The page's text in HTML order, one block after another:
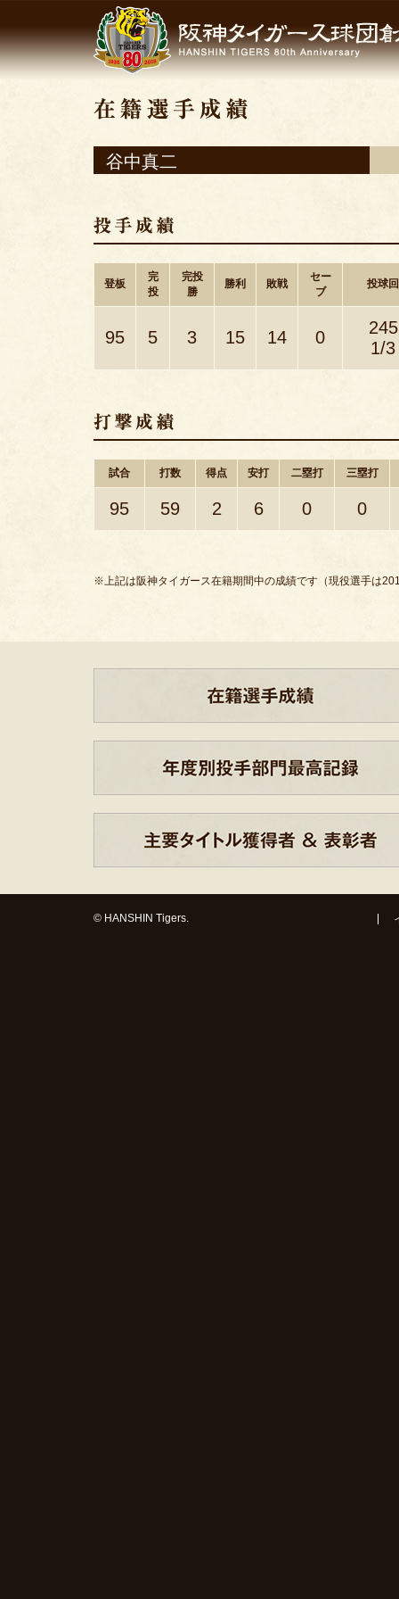
谷中真二
登板
完
投
完投
勝
勝利 敗戦
セー
ブ
投球回
95 5 3 15 14 0
245
1/3
試合 打数 得点 安打 二塁打 三塁打
95 59 2 6 0 0
※上記は阪神タイガース在籍期間中の成績です（現役選手は
© HANSHIN Tigers.